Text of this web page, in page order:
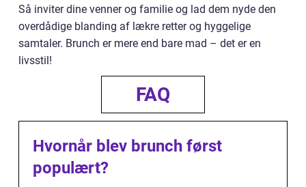
Så inviter dine venner og familie og lad dem nyde den
overdådige blanding af lækre retter og hyggelige
samtaler. Brunch er mere end bare mad – det er en
livsstil!
FAQ
Hvornår blev brunch først
populært?